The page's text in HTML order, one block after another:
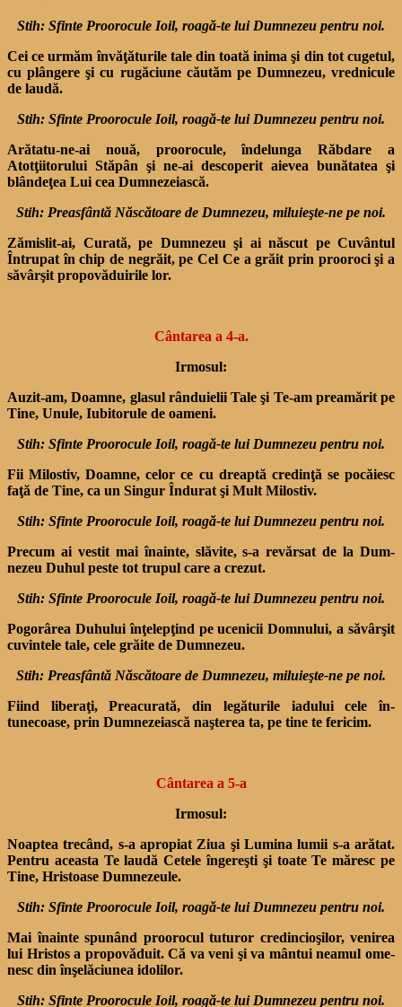
Stih: Sfinte Proorocule Ioil, roagă-te lui Dumnezeu pentru noi.
Cei ce urmăm învăţăturile tale din toată inima şi din tot cugetul,
cu plângere şi cu rugă­ciune căutăm pe Dumnezeu, vrednicule
de laudă.
Stih: Sfinte Proorocule Ioil, roagă-te lui Dumnezeu pentru noi.
Arătatu-ne-ai nouă, prooro­cule, îndelunga Răbdare a
Atotţiitorului Stăpân şi ne-ai desco­perit aievea bunătatea şi
blân­deţea Lui cea Dumnezeiască.
Stih: Preasfântă Născătoare de Dumnezeu, miluieşte-ne pe noi.
Zămislit-ai, Curată, pe Dum­nezeu şi ai născut pe Cuvântul
Întrupat în chip de negrăit, pe Cel Ce a grăit prin prooroci şi a
săvârşit propovăduirile lor.
Cântarea a 4-a.
Irmosul:
Auzit-am, Doamne, glasul rânduielii Tale şi Te-am preamărit pe
Tine, Unule, Iubitorule de oameni.
Stih: Sfinte Proorocule Ioil, roagă-te lui Dumnezeu pentru noi.
Fii Milostiv, Doamne, celor ce cu dreaptă credinţă se pocăiesc
faţă de Tine, ca un Singur În­durat şi Mult Milostiv.
Stih: Sfinte Proorocule Ioil, roagă-te lui Dumnezeu pentru noi.
Precum ai vestit mai înainte, slăvite, s-a revărsat de la Dum­
nezeu Duhul peste tot trupul care a crezut.
Stih: Sfinte Proorocule Ioil, roagă-te lui Dumnezeu pentru noi.
Pogorârea Duhului înţelepţind pe ucenicii Domnului, a săvârşit
cuvintele tale, cele grăite de Dumnezeu.
Stih: Preasfântă Născătoare de Dumnezeu, miluieşte-ne pe noi.
Fiind liberaţi, Preacurată, din legăturile iadului cele în­
tunecoase, prin Dumnezeiască naşterea ta, pe tine te fericim.
Cântarea a 5-a
Irmosul:
Noaptea trecând, s-a apro­piat Ziua şi Lumina lumii s-a arătat.
Pentru aceasta Te laudă Cetele îngereşti şi toate Te măresc pe
Tine, Hristoase Dumnezeule.
Stih: Sfinte Proorocule Ioil, roagă-te lui Dumnezeu pentru noi.
Mai înainte spunând prooro­cul tuturor credincioşilor, venirea
lui Hristos a propovăduit. Că va veni şi va mântui neamul ome­
nesc din înşelăciunea idolilor.
Stih: Sfinte Proorocule Ioil, roagă-te lui Dumnezeu pentru noi.